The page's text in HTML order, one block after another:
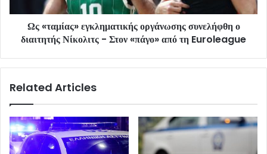
Ως «ταμίας» εγκληματικής οργάνωσης συνελήφθη ο
διαιτητής Νίκολιτς - Στον «πάγο» από τη Euroleague
Related Articles